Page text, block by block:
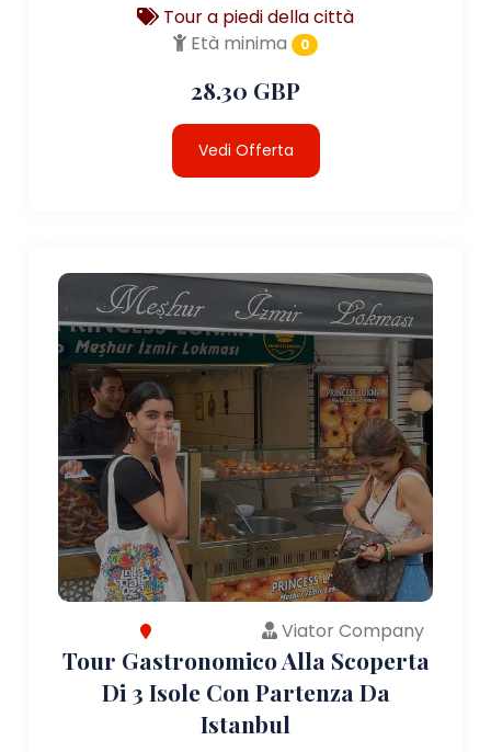
Tour a piedi della città
Età minima
0
28.30 GBP
Vedi Offerta
Viator Company
Tour Gastronomico Alla Scoperta
Di 3 Isole Con Partenza Da
Istanbul